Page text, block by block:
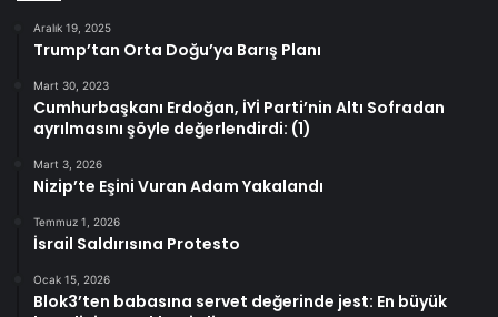
Aralık 19, 2025
Trump’tan Orta Doğu’ya Barış Planı
Mart 30, 2023
Cumhurbaşkanı Erdoğan, İYİ Parti’nin Altı Sofradan
ayrılmasını şöyle değerlendirdi: (1)
Mart 3, 2026
Nizip’te Eşini Vuran Adam Yakalandı
Temmuz 1, 2026
İsrail Saldırısına Protesto
Ocak 15, 2026
Blok3’ten babasına servet değerinde jest: En büyük